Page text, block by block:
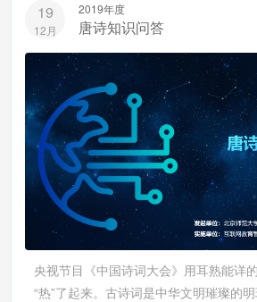
19
12月
2019年度
唐诗知识问答
央视节目《中国诗词大会》用耳熟能详
“热”了起来。古诗词是中华文明璀璨的